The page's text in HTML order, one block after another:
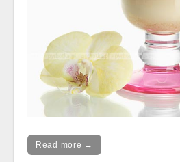
Read more →